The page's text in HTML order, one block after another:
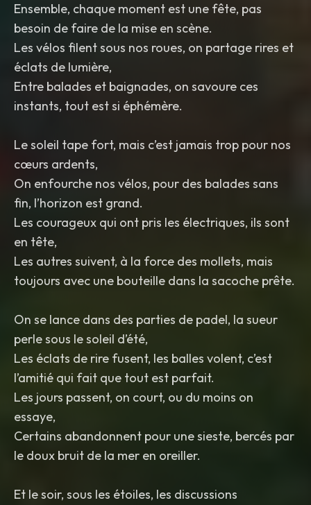
Ensemble, chaque moment est une fête, pas
besoin de faire de la mise en scène.
Les vélos filent sous nos roues, on partage rires et
éclats de lumière,
Entre balades et baignades, on savoure ces
instants, tout est si éphémère.
Le soleil tape fort, mais c’est jamais trop pour nos
cœurs ardents,
On enfourche nos vélos, pour des balades sans
fin, l’horizon est grand.
Les courageux qui ont pris les électriques, ils sont
en tête,
Les autres suivent, à la force des mollets, mais
toujours avec une bouteille dans la sacoche prête.
On se lance dans des parties de padel, la sueur
perle sous le soleil d’été,
Les éclats de rire fusent, les balles volent, c’est
l’amitié qui fait que tout est parfait.
Les jours passent, on court, ou du moins on
essaye,
Certains abandonnent pour une sieste, bercés par
le doux bruit de la mer en oreiller.
Et le soir, sous les étoiles, les discussions